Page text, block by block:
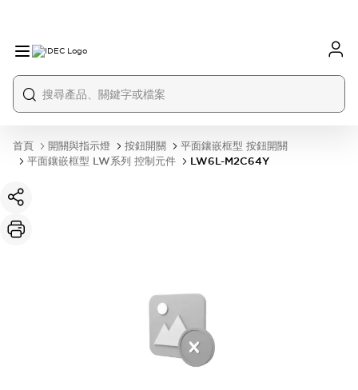
首頁 開關與指示燈 按鈕開關
平面鑲嵌框型 按鈕開關
平面鑲嵌框型 LW系列 控制元件
LW6L-M2C64Y